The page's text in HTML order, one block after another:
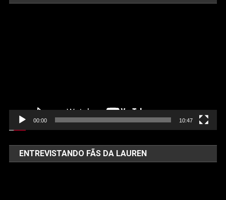
00:00 10:47
ENTREVISTANDO FÃS DA LAUREN